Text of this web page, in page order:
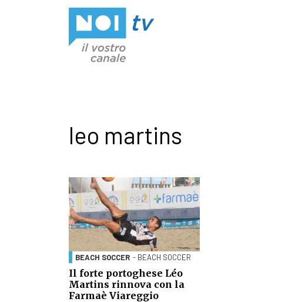
leo martins
BEACH SOCCER - BEACH SOCCER
Il forte portoghese Léo
Martins rinnova con la
Farmaè Viareggio